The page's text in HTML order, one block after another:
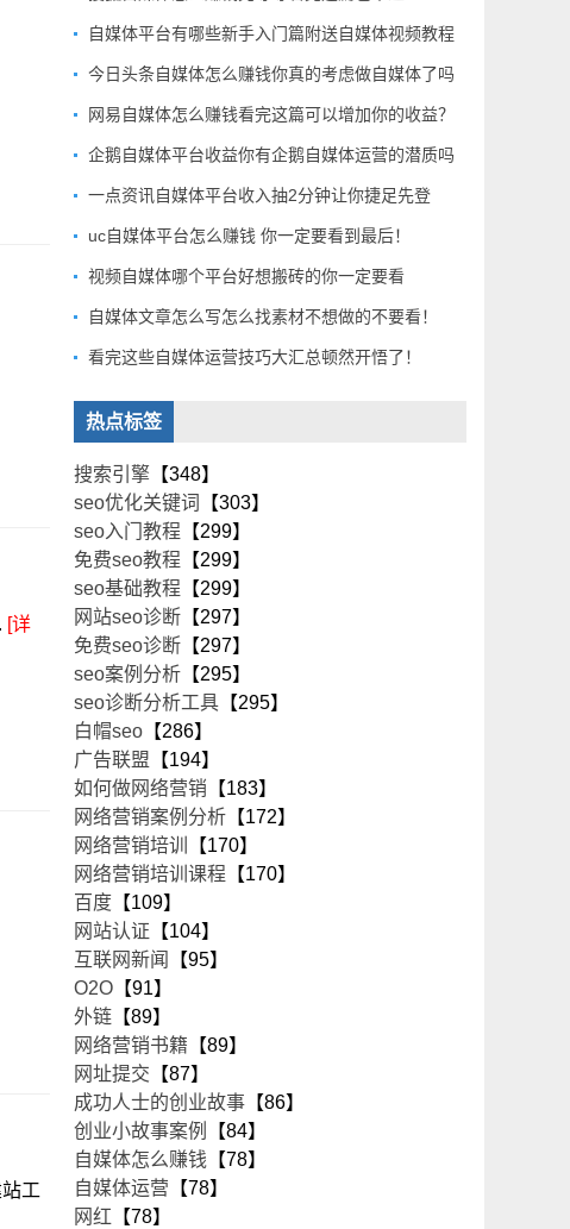
[详
工
自媒体平台有哪些新手入门篇附送自媒体视频教程
今日头条自媒体怎么赚钱你真的考虑做自媒体了吗
网易自媒体怎么赚钱看完这篇可以增加你的收益？
企鹅自媒体平台收益你有企鹅自媒体运营的潜质吗
一点资讯自媒体平台收入抽2分钟让你捷足先登
uc自媒体平台怎么赚钱 你一定要看到最后！
视频自媒体哪个平台好想搬砖的你一定要看
自媒体文章怎么写怎么找素材不想做的不要看！
看完这些自媒体运营技巧大汇总顿然开悟了！
热点标签
搜索引擎 【348】
seo优化关键词
【303】
seo入门教程 【299】
免费seo教程 【299】
seo基础教程 【299】
网站seo诊断 【297】
免费seo诊断 【297】
seo案例分析 【295】
seo诊断分析工具 【295】
白帽seo 【286】
广告联盟 【194】
如何做网络营销 【183】
网络营销案例分析 【172】
网络营销培训
【170】
网络营销培训课程 【170】
百度 【109】
网站认证 【104】
互联网新闻
【95】
O2O 【91】
外链 【89】
网络营销书籍 【89】
网址提交 【87】
成功人士的创业故事 【86】
创业小故事案例
【84】
自媒体怎么赚钱 【78】
自媒体运营 【78】
网红 【78】